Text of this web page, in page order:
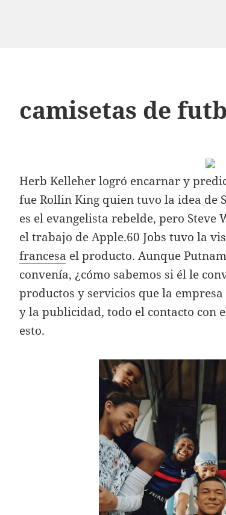
camisetas de
Herb Kelleher logró encarnar y
fue Rollin King quien tuvo la idea de
es el evangelista rebelde, pero Steve
el trabajo de Apple.60 Jobs tuvo la
francesa el producto. Aunque
convenía, ¿cómo sabemos si él le
productos y servicios que la
y la publicidad, todo el contacto con
esto.